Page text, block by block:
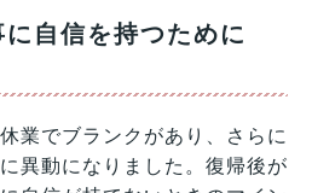
自信を持つために
業でブランクがあり、さらに
異動になりました。復帰後が